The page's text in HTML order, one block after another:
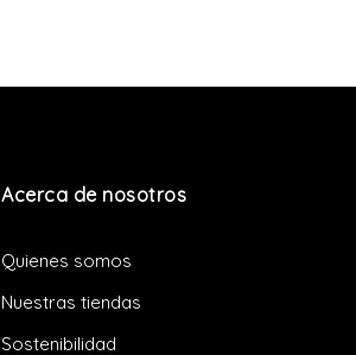
Acerca de nosotros
Quienes somos
Nuestras tiendas
Sostenibilidad